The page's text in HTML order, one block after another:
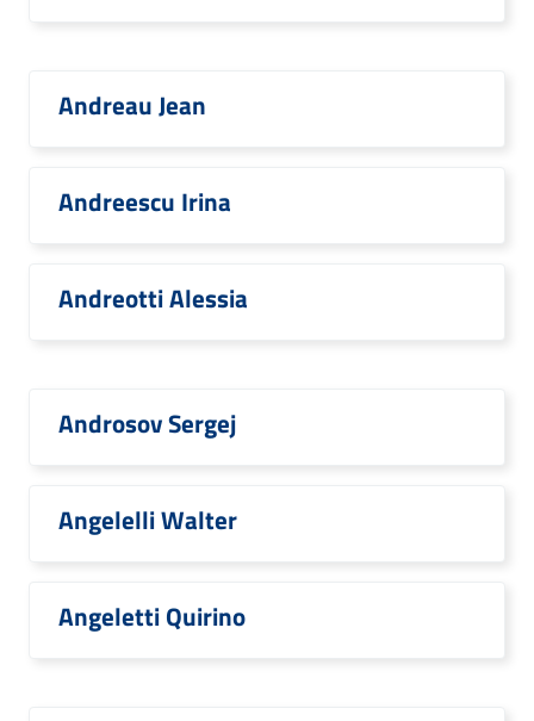
Andreau Jean
Andreescu Irina
Andreotti Alessia
Androsov Sergej
Angelelli Walter
Angeletti Quirino